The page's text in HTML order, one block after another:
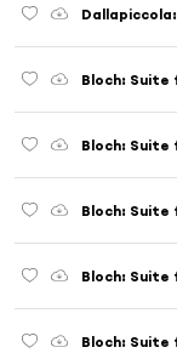
Bloch: Suite
Bloch: Suite
Bloch: Suite
Bloch: Suite
Bloch: Suite